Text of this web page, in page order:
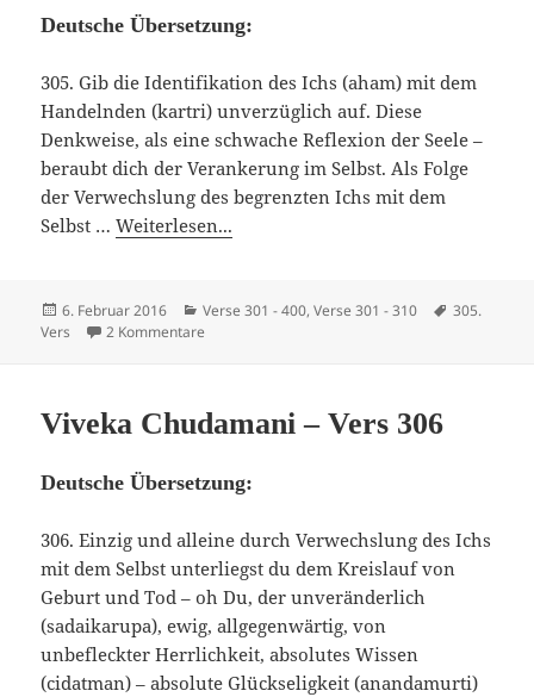
Deutsche Übersetzung:
305. Gib die Identifikation des Ichs (aham) mit dem
Handelnden (kartri) unverzüglich auf. Diese
Denkweise, als eine schwache Reflexion der Seele –
beraubt dich der Verankerung im Selbst. Als Folge
der Verwechslung des begrenzten Ichs mit dem
Selbst …Weiterlesen...
Veröffentlicht
am
6. Februar 2016 Kategorien
Verse 301 - 400,Verse 301 - 310
305.
Vers
2 Kommentare
Viveka Chudamani – Vers 306
Deutsche Übersetzung:
306. Einzig und alleine durch Verwechslung des Ichs
mit dem Selbst unterliegst du dem Kreislauf von
Geburt und Tod – oh Du, der unveränderlich
(sadaikarupa), ewig, allgegenwärtig, von
unbefleckter Herrlichkeit, absolutes Wissen
(cidatman) – absolute Glückseligkeit (anandamurti)